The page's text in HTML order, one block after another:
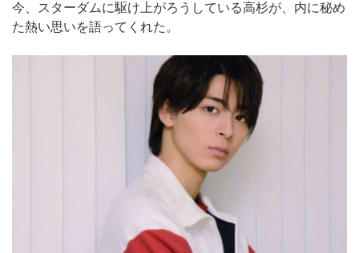
今、スターダムに駆け上がろうしている高杉が、内に秘め
た熱い思いを語ってくれた。